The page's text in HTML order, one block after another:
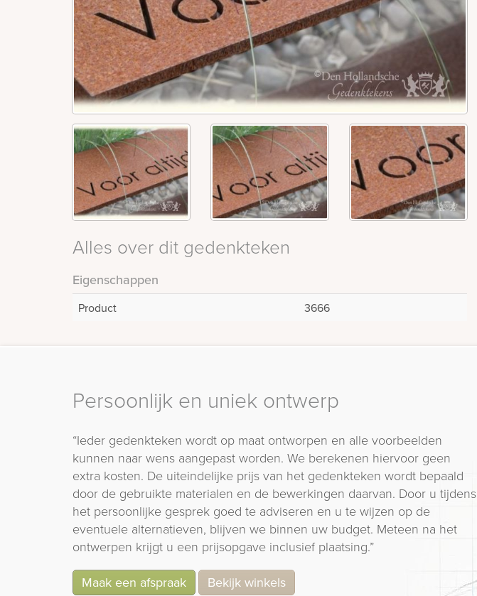
Alles over dit gedenkteken
Eigenschappen
Product 3666
Persoonlijk en uniek ontwerp
“Ieder gedenkteken wordt op maat ontworpen en alle voorbeelden
kunnen naar wens aangepast worden. We berekenen hiervoor geen
extra kosten. De uiteindelijke prijs van het gedenkteken wordt bepaald
door de gebruikte materialen en de bewerkingen daarvan. Door u tijdens
het persoonlijke gesprek goed te adviseren en u te wijzen op de
eventuele alternatieven, blijven we binnen uw budget. Meteen na het
ontwerpen krijgt u een prijsopgave inclusief plaatsing.”
Maak een afspraak Bekijk winkels